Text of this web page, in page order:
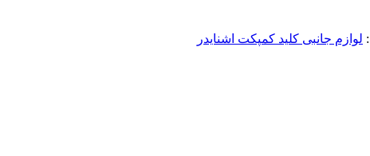
لوازم جانبی کلید کمپکت اشنایدر